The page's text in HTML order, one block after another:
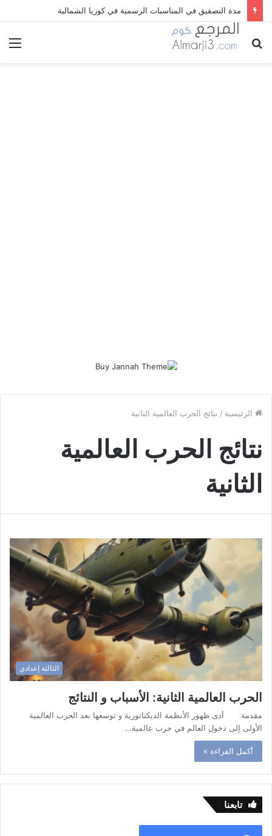
مدة التصفيق في المناسبات الرسمية في كوريا الشمالية
بحث
الرئيسية / نتائج الحرب العالمية الثانية
نتائج الحرب العالمية
الثانية
الثالثة إعدادي
الحرب العالمية الثانية: الأسباب و النتائج
مقدمة أدى ظهور الأنظمة الديكتاتورية و توسعها بعد الحرب العالمية
الأولى إلى دخول العالم في حرب عالمية…
أكمل القراءة »
تابعنا